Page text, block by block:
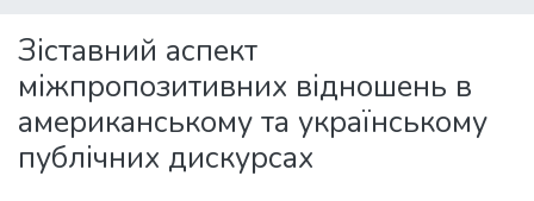
Statistics
Зіставний аспект
міжпропозитивних відношень в
американському та українському
публічних дискурсах